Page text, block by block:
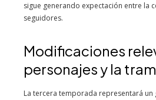
sigue generando expectación entre la
seguidores.
Modificaciones
personajes y la
La tercera temporada representará un